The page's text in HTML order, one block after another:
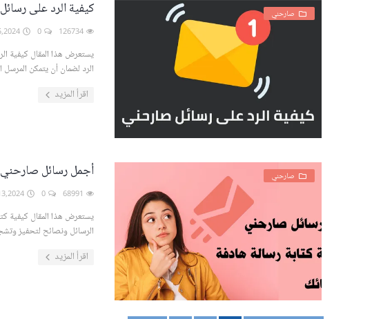
صارحني كيفية الرد على
يستعرض هذا المقال كيفية
الرد لضمان أن يتمكن المرسل
اقرأ المزيد
صارحني أجمل رسائل صارحني
يستعرض هذا المقال كيفية
الرسائل ونصائح لتحفيز
اقرأ المزيد